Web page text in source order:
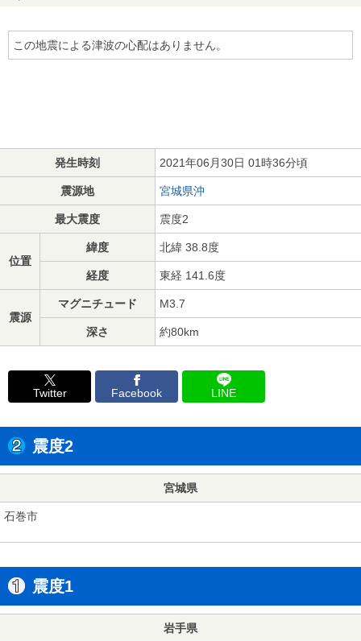
この地震による津波の心配はありません。
発生時刻 2021年06月30日 01時36分頃
震源地 宮城県沖
最大震度 震度2
位置
緯度 北緯 38.8度
経度 東経 141.6度
震源
マグニチュード M3.7
深さ 約80km
Twitter Facebook LINE
震度2
宮城県
石巻市
震度1
岩手県